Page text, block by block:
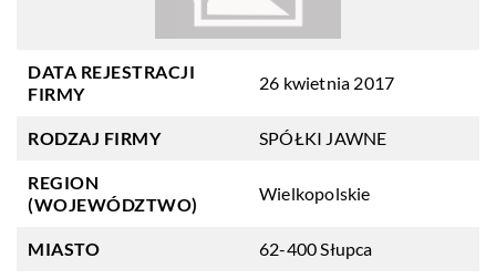
DATA REJESTRACJI
FIRMY
26 kwietnia 2017
RODZAJ FIRMY SPÓŁKI JAWNE
REGION
(WOJEWÓDZTWO)
Wielkopolskie
MIASTO 62-400 Słupca